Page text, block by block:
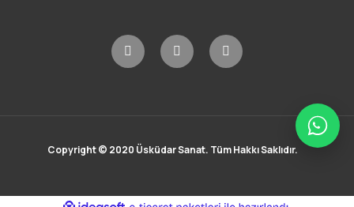
Copyright © 2020 Üsküdar Sanat. Tüm Hakkı Saklıdır.